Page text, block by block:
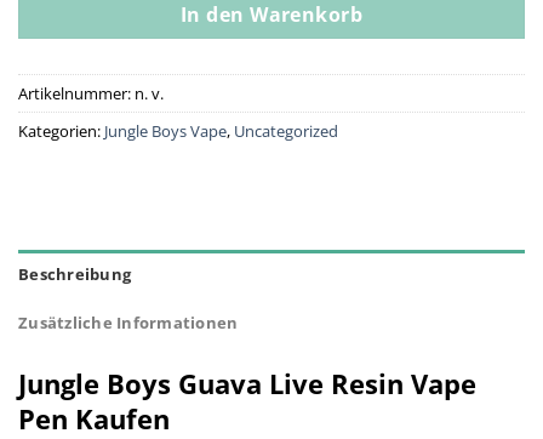
In den Warenkorb
Artikelnummer: n. v.
Kategorien: Jungle Boys Vape, Uncategorized
Beschreibung
Zusätzliche Informationen
Jungle Boys Guava Live Resin Vape
Pen Kaufen